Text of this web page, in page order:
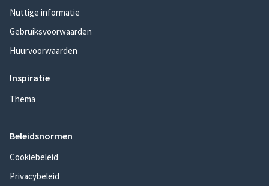
Nuttige informatie
Gebruiksvoorwaarden
Huurvoorwaarden
Inspiratie
Thema
Beleidsnormen
Cookiebeleid
Privacybeleid